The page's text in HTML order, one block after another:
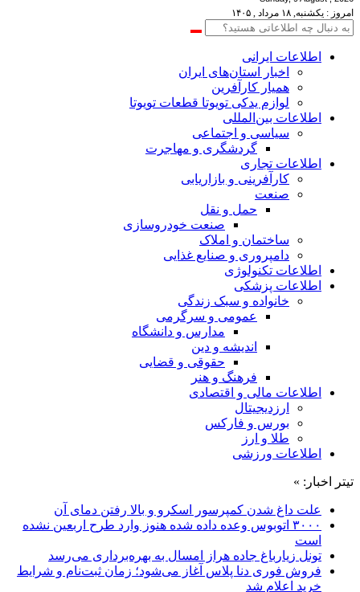
امروز : یکشنبه, ۱۸ مرداد , ۱۴۰۵
اطلاعات‌ ‎ایرانی
اخبار استان‌های ایران
همیار کارآفرین
لوازم یدکی تویوتا قطعات تویوتا
اطلاعات بین‌المللی
سیاسی و اجتماعی
گردشگری و مهاجرت
اطلاعات تجاری
کارآفرینی و بازاریابی
صنعت
حمل و نقل
صنعت خودروسازی
ساختمان و املاک
دامپروری و صنایع غذایی
اطلاعات تکنولوژی
اطلاعات پزشکی
خانواده و سبک زندگی
عمومی و سرگرمی
مدارس و دانشگاه
اندیشه و دین
حقوقی و قضایی
فرهنگ و هنر
اطلاعات مالی و اقتصادی
ارزدیجیتال
بورس و فارکس
طلا و ارز
اطلاعات ورزشی
تیتر اخبار: »
علت داغ شدن کمپرسور اسکرو و بالا رفتن دمای آن
۳۰۰۰ اتوبوس وعده داده شده هنوز وارد طرح اربعین نشده
است
تونل زیارباغ جاده هراز امسال به بهره‌برداری می‌رسد
فروش فوری دنا پلاس آغاز می‌شود؛ زمان ثبت‌نام و شرایط
خرید اعلام شد